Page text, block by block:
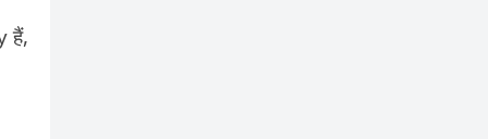
हैं,